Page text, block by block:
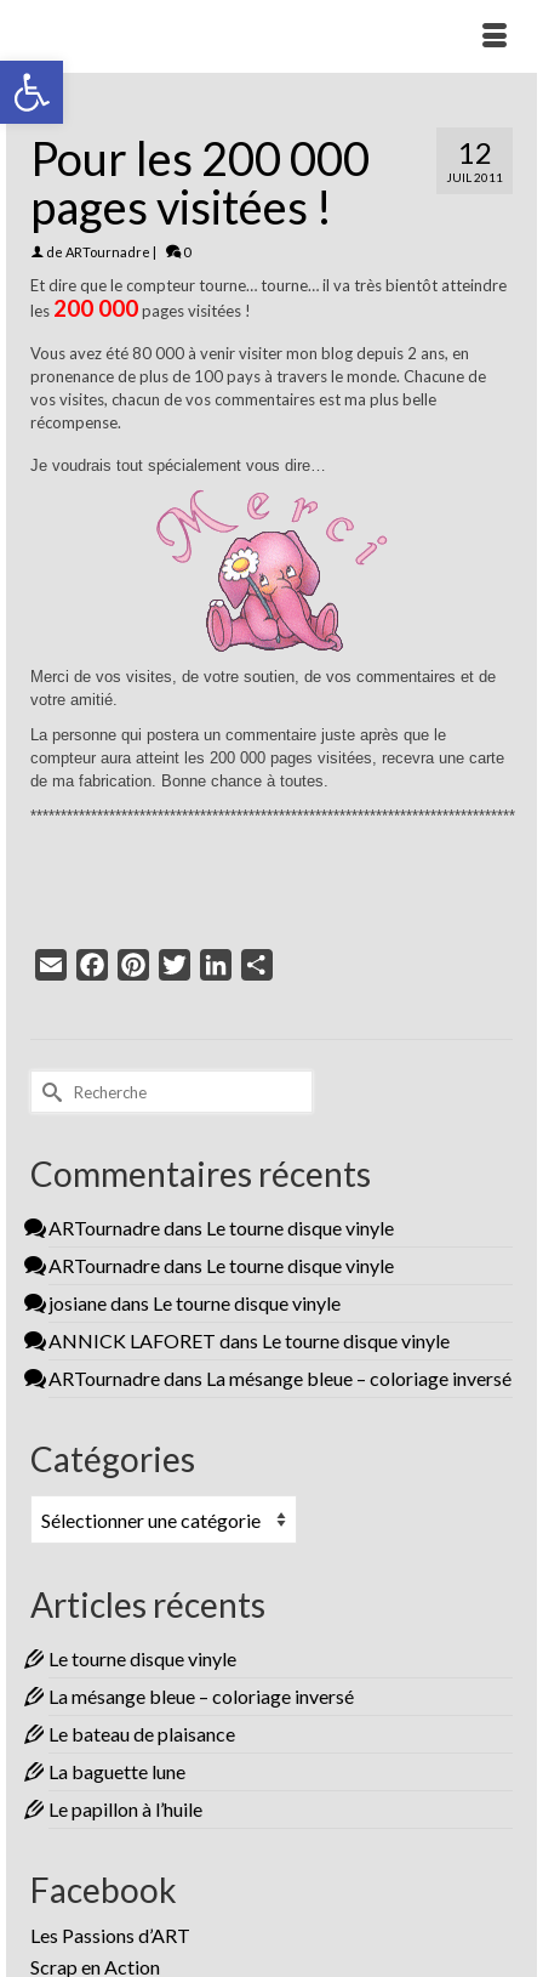
Ouvrir la barre d’outils
12
JUIL 2011
Pour les 200 000
pages visitées !
de ARTournadre | 0
Et dire que le compteur tourne… tourne… il va très bientôt atteindre
les 200 000pages visitées !
Vous avez été 80 000 à venir visiter mon blog depuis 2 ans, en
pronenance de plus de 100 pays à travers le monde. Chacune de
vos visites, chacun de vos commentaires est ma plus belle
récompense.
Je voudrais tout spécialement vous dire…
Merci de vos visites, de votre soutien, de vos commentaires et de
votre amitié.
La personne qui postera un commentaire juste après que le
compteur aura atteint les 200 000 pages visitées, recevra une carte
de ma fabrication. Bonne chance à toutes.
********************************************************************************
Email FacebookPinterestTwitterLinkedIn
Rechercher :
Commentaires récents
ARTournadredans Le tourne disque vinyle
ARTournadredans Le tourne disque vinyle
josianedans Le tourne disque vinyle
ANNICK LAFORET dans Le tourne disque vinyle
ARTournadredans La mésange bleue – coloriage inversé
Catégories
Catégories
Articles récents
Le tourne disque vinyle
La mésange bleue – coloriage inversé
Le bateau de plaisance
La baguette lune
Le papillon à l’huile
Facebook
Les Passions d’ART
Scrap en Action